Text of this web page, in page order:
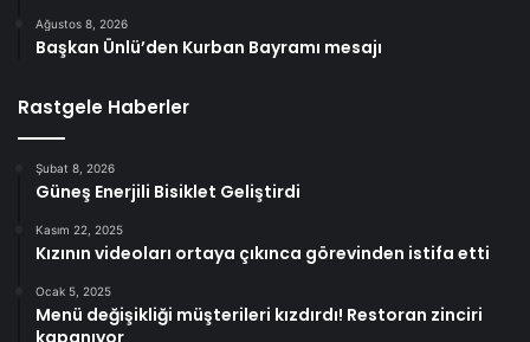
Ağustos 8, 2026
Başkan Ünlü’den Kurban Bayramı mesajı
Rastgele Haberler
Şubat 8, 2026
Güneş Enerjili Bisiklet Geliştirdi
Kasım 22, 2025
Kızının videoları ortaya çıkınca görevinden istifa etti
Ocak 5, 2025
Menü değişikliği müşterileri kızdırdı! Restoran zinciri